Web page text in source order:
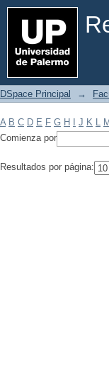
Filtrar por:
DSpace Principal →
A B C D E F G H J K L M
Comienza por
Resultados por página: